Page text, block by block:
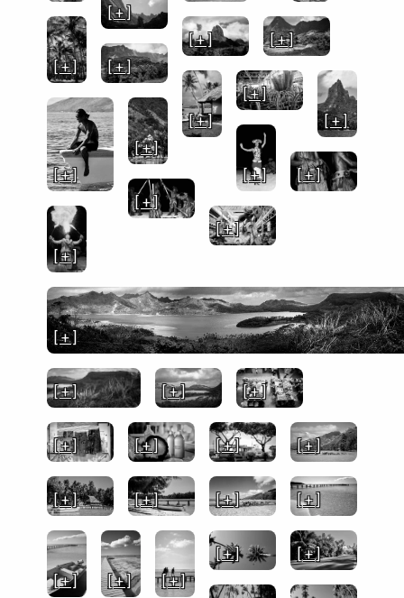
[ + ]
[ + ]
[ + ]
[ + ]
[ + ]
[ + ]
[ + ]
[ + ]
[ + ]
[ + ]
[ + ]
[ + ]
[ + ]
[ + ]
[ + ]
[ + ]
[ + ] [ + ] [ + ]
[ + ] [ + ] [ + ] [ + ]
[ + ] [ + ] [ + ] [ + ]
[ + ] [ + ] [ + ]
[ + ] [ + ]